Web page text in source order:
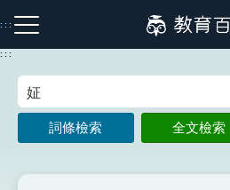
到
主
:::
注音索引圖示 筆畫索引圖示
:::
詞條檢索 全文檢索